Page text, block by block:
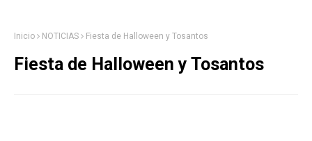
Inicio NOTICIAS Fiesta de Halloween y Tosantos
Fiesta de Halloween y Tosantos